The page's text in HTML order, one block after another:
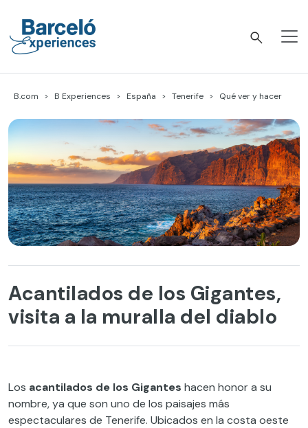
content
B.com B Experiences España Tenerife Qué ver y hacer
Acantilados de los Gigantes,
visita a la muralla del diablo
Los acantilados de los Gigantes hacen honor a su
nombre, ya que son uno de los paisajes más
espectaculares de Tenerife. Ubicados en la costa oeste